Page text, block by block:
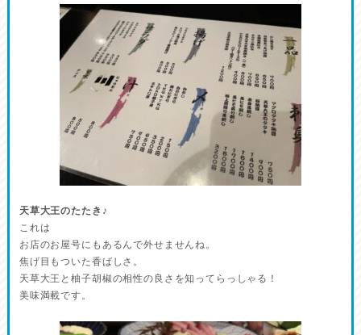
天草大王のたたき♪
これは
お店のお屋号にもあるんで外せませんね。
焦げ目もついた香ばしさ。
天草大王と柚子胡椒の相性の良さを知ってらっしゃる！
美味満載です。